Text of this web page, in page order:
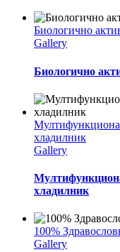
Биологично
Gallery
Биологично
хладилник
Gallery
хладилник
100%
Gallery